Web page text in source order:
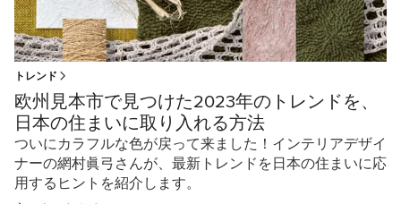
トレンド
欧州見本市で見つけた2023年のトレンドを、
日本の住まいに取り入れる方法
ついにカラフルな色が戻って来ました！インテリアデザイ
ナーの網村眞弓さんが、最新トレンドを日本の住まいに応
用するヒントを紹介します。